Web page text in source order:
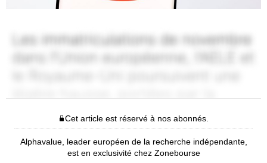
Cet article est réservé à nos abonnés.
Alphavalue, leader européen de la recherche indépendante,
est en exclusivité chez Zonebourse